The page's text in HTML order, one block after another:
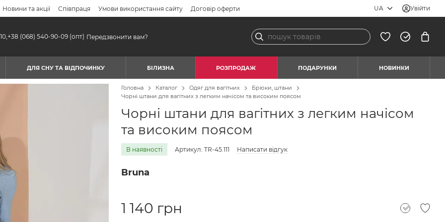
Новини та акції Співпраця Умови використання сайту Договір оферти UA Увійти
+38 (068) 540-90-09 (опт) Передзвонити вам?
ДЛЯ СНУ ТА ВІДПОЧИНКУ БІЛИЗНА РОЗПРОДАЖ ПОДАРУНКИ НОВИНКИ
Головна Каталог Одяг для вагітних
Брюки, штани
Чорні штани для вагітних з легким начісом та високим поясом
Чорні штани для вагітних з легким начісом
та високим поясом
В наявності Артикул: TR-45.111 Написати відгук
Bruna
1 140 грн